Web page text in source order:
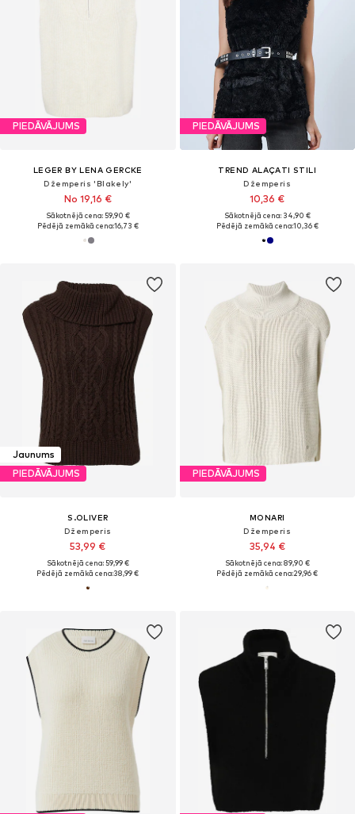
PIEDĀVĀJUMS
LEGER BY LENA GERCKE
Džemperis 'Blakely'
No 19,16 €
Sākotnējā cena: 59,90 €
Pēdējā zemākā cena:16,73 €
PIEDĀVĀJUMS
TREND ALAÇATI STILI
Džemperis
10,36 €
Sākotnējā cena: 34,90 €
Pēdējā zemākā cena:10,36 €
Jaunums
PIEDĀVĀJUMS
S.OLIVER
Džemperis
53,99 €
Sākotnējā cena: 59,99 €
Pēdējā zemākā cena:38,99 €
PIEDĀVĀJUMS
MONARI
Džemperis
35,94 €
Sākotnējā cena: 89,90 €
Pēdējā zemākā cena:29,96 €